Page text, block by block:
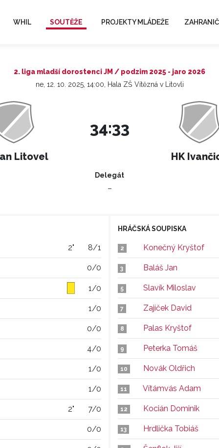
WHIL SOUTĚŽE PROJEKTY MLÁDEŽE
2. liga mladší dorostenci JM / podzim 2025 - jaro 2026
ne, 12. 10. 2025, 14:00, Hala ZŠ Vítězná v Litovli
Litovel
34:33
HK
Delegát
–
2" 8/1
0/0
1/0
1/0
0/0
4/0
1/0
1/0
2" 7/0
0/0
HRÁČSKÁ SOUPISKA
2 Konečný Kryštof
3 Baláš Jan
5 Slavík Miloslav
7 Zajíček David
8 Palas Kryštof
9 Peterka Tomáš
10 Novák Oldřich
11 Vítámvás Adam
12 Kocián Dominik
13 Hrdlička Tobiáš